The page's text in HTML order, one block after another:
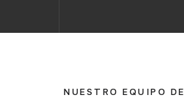
NUESTRO EQUIPO